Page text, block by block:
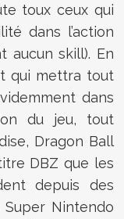
toux ceux qui
dans l’action
aucun skill). En
qui mettra tout
dans
du jeu, tout
Dragon Ball
DBZ que les
depuis des
Nintendo